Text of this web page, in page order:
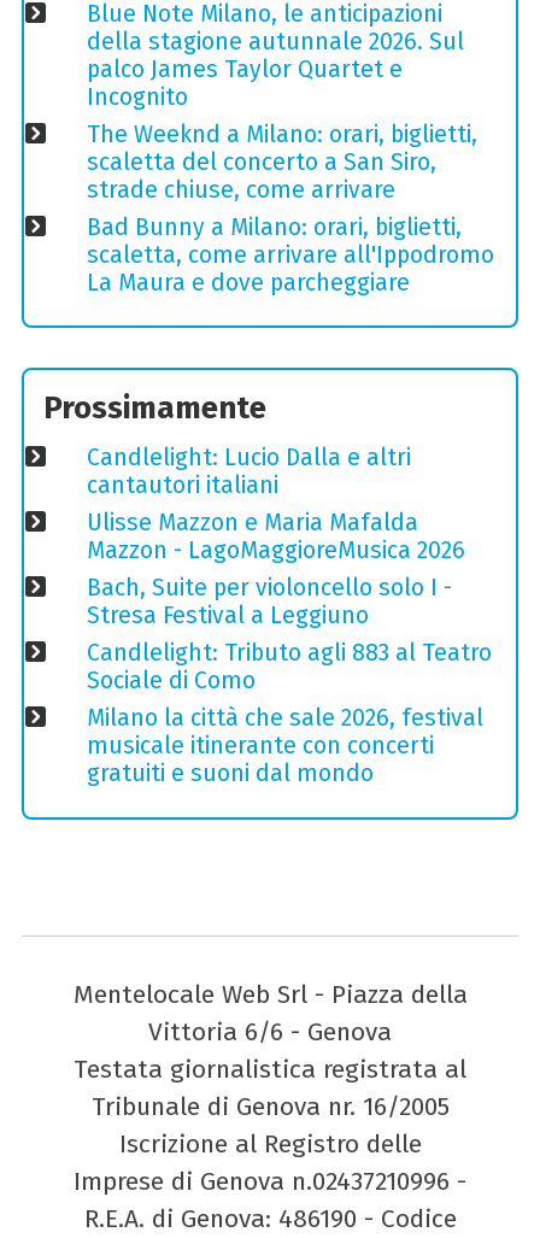
Blue Note Milano, le anticipazioni
della stagione autunnale 2026. Sul
palco James Taylor Quartet e
Incognito
The Weeknd a Milano: orari, biglietti,
scaletta del concerto a San Siro,
strade chiuse, come arrivare
Bad Bunny a Milano: orari, biglietti,
scaletta, come arrivare all'Ippodromo
La Maura e dove parcheggiare
Prossimamente
Candlelight: Lucio Dalla e altri
cantautori italiani
Ulisse Mazzon e Maria Mafalda
Mazzon - LagoMaggioreMusica 2026
Bach, Suite per violoncello solo I -
Stresa Festival a Leggiuno
Candlelight: Tributo agli 883 al Teatro
Sociale di Como
Milano la città che sale 2026, festival
musicale itinerante con concerti
gratuiti e suoni dal mondo
Mentelocale Web Srl - Piazza della
Vittoria 6/6 - Genova
Testata giornalistica registrata al
Tribunale di Genova nr. 16/2005
Iscrizione al Registro delle
Imprese di Genova n.02437210996 -
R.E.A. di Genova: 486190 - Codice